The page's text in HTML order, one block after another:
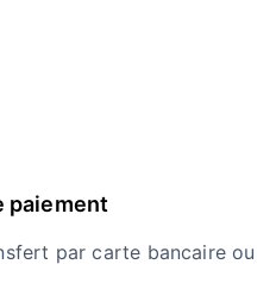
paiement
par carte bancaire ou